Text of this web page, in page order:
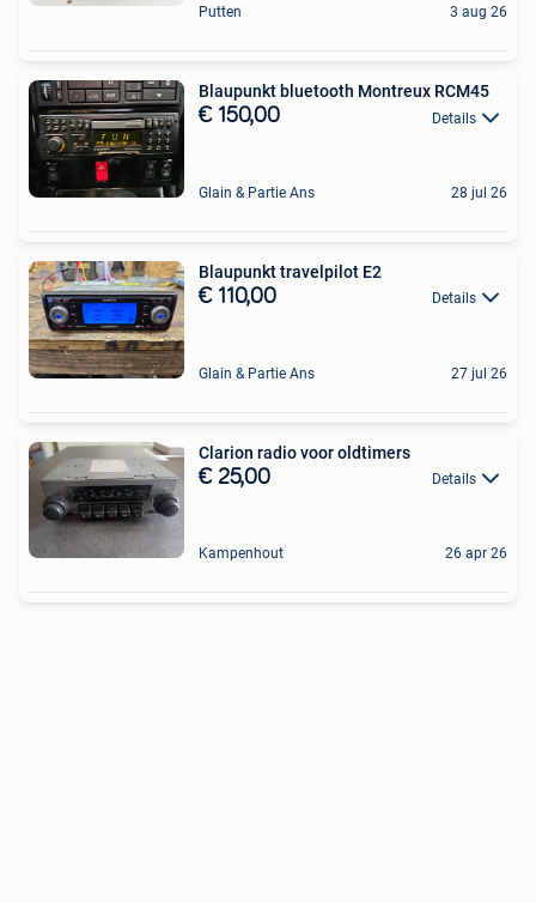
Putten 3 aug 26
Blaupunkt bluetooth Montreux RCM45
€ 150,00 Details
Glain & Partie Ans 28 jul 26
Blaupunkt travelpilot E2
€ 110,00 Details
Glain & Partie Ans 27 jul 26
Clarion radio voor oldtimers
€ 25,00 Details
Kampenhout 26 apr 26